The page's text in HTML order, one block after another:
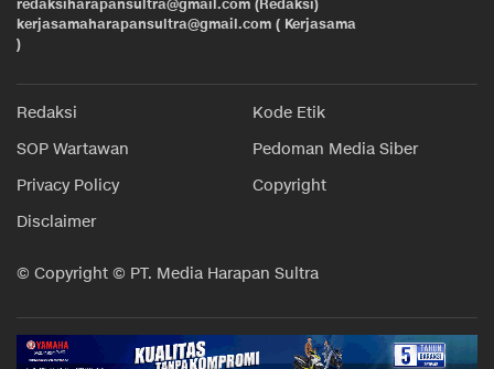
redaksiharapansultra@gmail.com (Redaksi)
kerjasamaharapansultra@gmail.com ( Kerjasama
)
Redaksi
Kode Etik
SOP Wartawan
Pedoman Media Siber
Privacy Policy
Copyright
Disclaimer
© Copyright © PT. Media Harapan Sultra